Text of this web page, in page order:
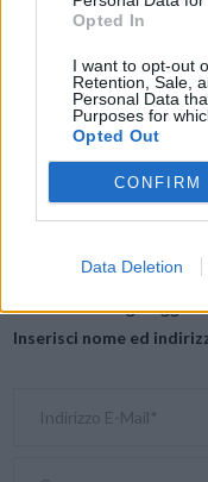
Opted In
I want to opt-out
Retention, Sale,
Personal Data
Purposes for
Opted Out
CONFIRM
Data Deletion
CS – Epson Italia
Condividi questo articolo:
E-mail
Mastodon
Vuoi ricevere gli
Inserisci nome ed